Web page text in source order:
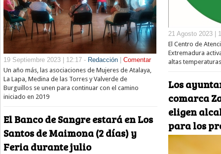
19 Septiembre 2023 | 12:17 - Redacción| Comentar
Un año más, las asociaciones de Mujeres de Atalaya,
La Lapa, Medina de las Torres y Valverde de
Burguillos se unen para continuar con el camino
iniciado en 2019
El Banco de Sangre estará en Los
Santos de Maimona (2 días) y
Feria durante julio
21 Agosto 2023 |
El Centro de
Extremadura
altas
Los
comarca
eligen
para los